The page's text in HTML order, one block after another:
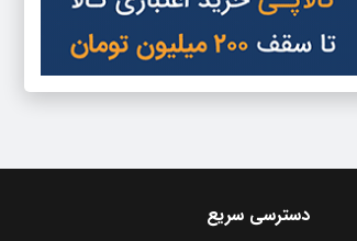
دسترسی سریع